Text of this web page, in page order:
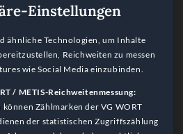
Einstellungen
ähnliche Technologien, um Inhalte
Reichweiten zu messen
wie Social Media einzubinden.
/ METIS-Reichweitenmessung:
Zählmarken der VG WORT
der statistischen Zugriffszählung